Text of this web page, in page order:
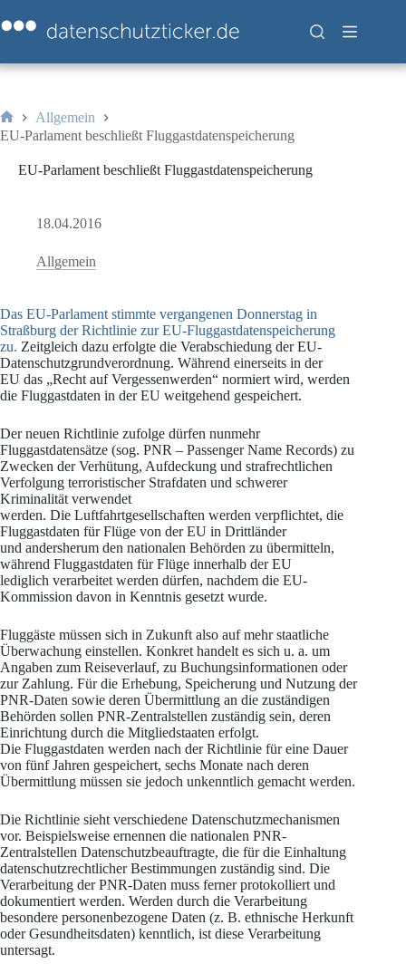
Inhalt
springen
Start
Allgemein
EU-Parlament beschließt Fluggastdatenspeicherung
EU-Parlament beschließt Fluggastdatenspeicherung
18.04.2016
Allgemein
Das EU-Parlament stimmte vergangenen Donnerstag in
Straßburg der Richtlinie zur EU-Fluggastdatenspeicherung
zu. Zeitgleich dazu erfolgte die Verabschiedung der EU-
Datenschutzgrundverordnung. Während einerseits in der
EU das „Recht auf Vergessenwerden“ normiert wird, werden
die Fluggastdaten in der EU weitgehend gespeichert.
Der neuen Richtlinie zufolge dürfen nunmehr
Fluggastdatensätze (sog. PNR – Passenger Name Records) zu
Zwecken der Verhütung, Aufdeckung und strafrechtlichen
Verfolgung terroristischer Strafdaten und schwerer
Kriminalität verwendet
werden. Die Luftfahrtgesellschaften werden verpflichtet, die
Fluggastdaten für Flüge von der EU in Drittländer
und andersherum den nationalen Behörden zu übermitteln,
während Fluggastdaten für Flüge innerhalb der EU
lediglich verarbeitet werden dürfen, nachdem die EU-
Kommission davon in Kenntnis gesetzt wurde.
Fluggäste müssen sich in Zukunft also auf mehr staatliche
Überwachung einstellen. Konkret handelt es sich u. a. um
Angaben zum Reiseverlauf, zu Buchungsinformationen oder
zur Zahlung. Für die Erhebung, Speicherung und Nutzung der
PNR-Daten sowie deren Übermittlung an die zuständigen
Behörden sollen PNR-Zentralstellen zuständig sein, deren
Einrichtung durch die Mitgliedstaaten erfolgt.
Die Fluggastdaten werden nach der Richtlinie für eine Dauer
von fünf Jahren gespeichert, sechs Monate nach deren
Übermittlung müssen sie jedoch unkenntlich gemacht werden.
Die Richtlinie sieht verschiedene Datenschutzmechanismen
vor. Beispielsweise ernennen die nationalen PNR-
Zentralstellen Datenschutzbeauftragte, die für die Einhaltung
datenschutzrechtlicher Bestimmungen zuständig sind. Die
Verarbeitung der PNR-Daten muss ferner protokolliert und
dokumentiert werden. Werden durch die Verarbeitung
besondere personenbezogene Daten (z. B. ethnische Herkunft
oder Gesundheitsdaten) kenntlich, ist diese Verarbeitung
untersagt.